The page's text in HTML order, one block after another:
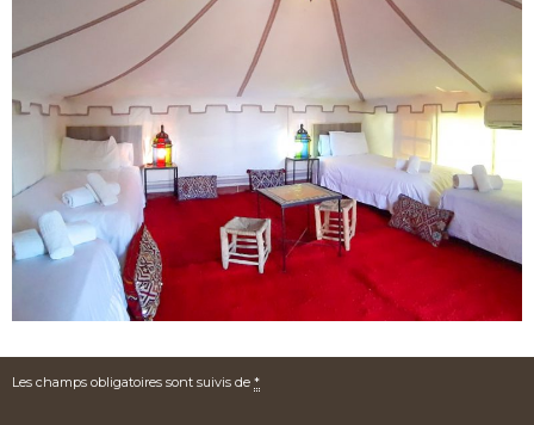
Les champs obligatoires sont suivis de *